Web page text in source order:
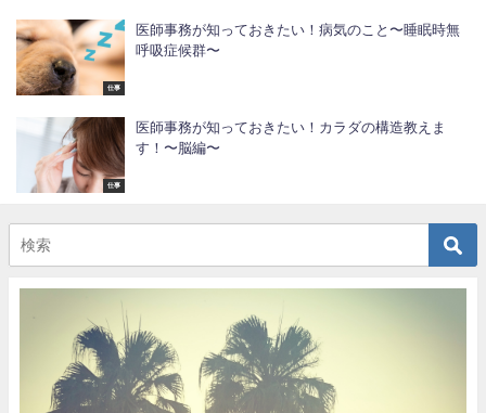
仕事
医師事務が知っておきたい！病気のこと〜睡眠時無
呼吸症候群〜
仕事
医師事務が知っておきたい！カラダの構造教えま
す！〜脳編〜